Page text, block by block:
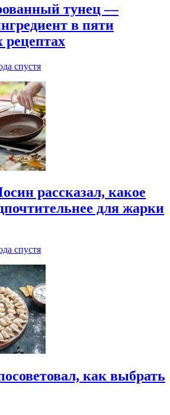
тунец —
в пяти
рецептах
спустя
рассказал, какое
для жарки
спустя
как выбрать